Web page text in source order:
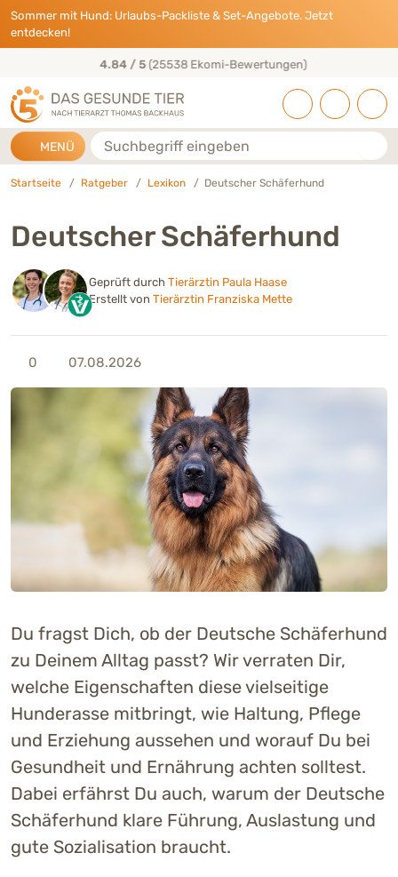
Direkt zu:
INHALT
HAUPTMENÜ
FOOTER
Sommer mit Hund: Urlaubs-Packliste & Set-Angebote. Jetzt
entdecken!
50+ Jahre Tierarzt-Erfahrung
MENÜ Suche
Startseite Ratgeber Lexikon Deutscher Schäferhund
Deutscher Schäferhund
Geprüft durch Tierärztin Paula Haase
Erstellt von Tierärztin Franziska Mette
0 07.08.2026
Du fragst Dich, ob der Deutsche Schäferhund
zu Deinem Alltag passt? Wir verraten Dir,
welche Eigenschaften diese vielseitige
Hunderasse mitbringt, wie Haltung, Pflege
und Erziehung aussehen und worauf Du bei
Gesundheit und Ernährung achten solltest.
Dabei erfährst Du auch, warum der Deutsche
Schäferhund klare Führung, Auslastung und
gute Sozialisation braucht.